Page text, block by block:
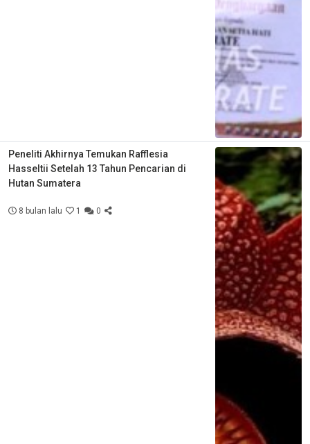
Peneliti Akhirnya Temukan Rafflesia
Hasseltii Setelah 13 Tahun Pencarian di
Hutan Sumatera
8 bulan lalu 1 0